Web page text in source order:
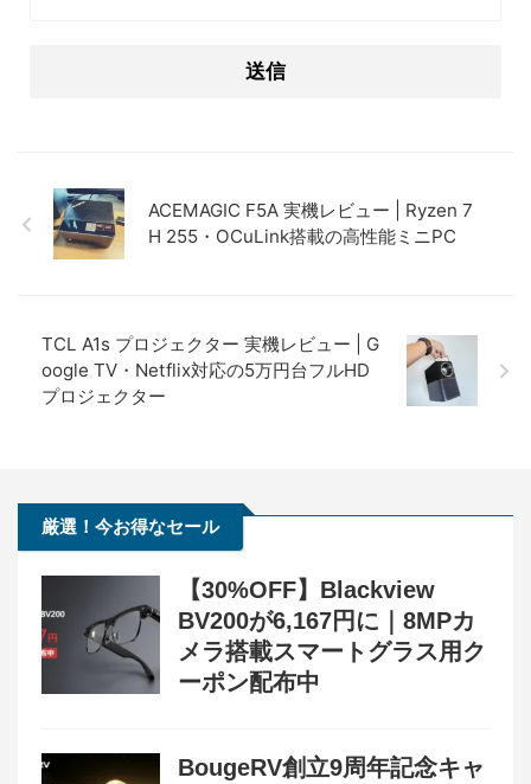
ACEMAGIC F5A 実機レビュー | Ryzen 7
H 255・OCuLink搭載の高性能ミニPC
TCL A1s プロジェクター 実機レビュー | G
oogle TV・Netflix対応の5万円台フルHD
プロジェクター
厳選！今お得なセール
【30%OFF】Blackview
BV200が6,167円に｜8MPカ
メラ搭載スマートグラス用ク
ーポン配布中
BougeRV創立9周年記念キャ